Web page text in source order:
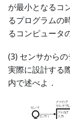
が最小となるコ
るプログラムの
るコンピュータ
(3) センサから
実際に設計する
内で述べよ．